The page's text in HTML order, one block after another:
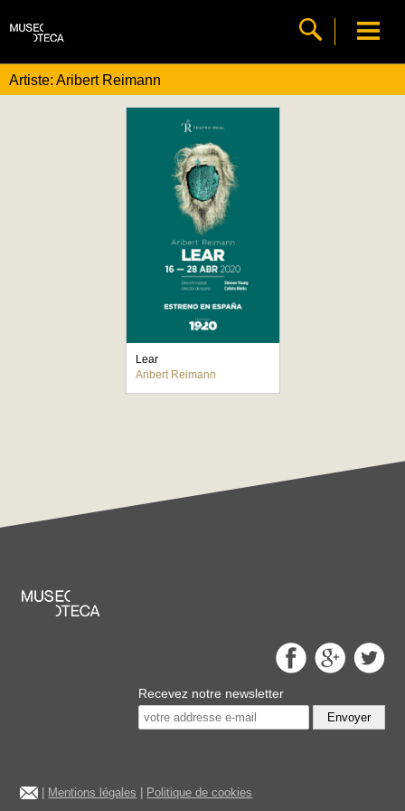
Artiste: Aribert Reimann
Lear
Aribert Reimann
Recevez notre newsletter
Envoyer
Mentions légales Politique de cookies